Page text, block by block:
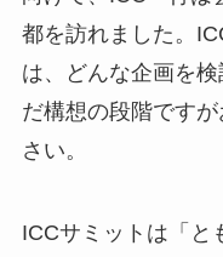
都を訪れました。
は、どんな企画を
だ構想の段階です
さい。
ICCサミットは「と